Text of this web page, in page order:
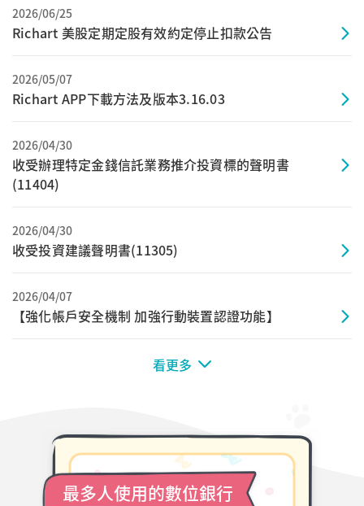
2026/06/25
Richart 美股定期定股有效約定停止扣款公告
2026/05/07
Richart APP下載方法及版本3.16.03
2026/04/30
收受辦理特定金錢信託業務推介投資標的聲明書
(11404)
2026/04/30
收受投資建議聲明書(11305)
2026/04/07
【強化帳戶安全機制 加強行動裝置認證功能】
看更多
最多人使用的數位銀行